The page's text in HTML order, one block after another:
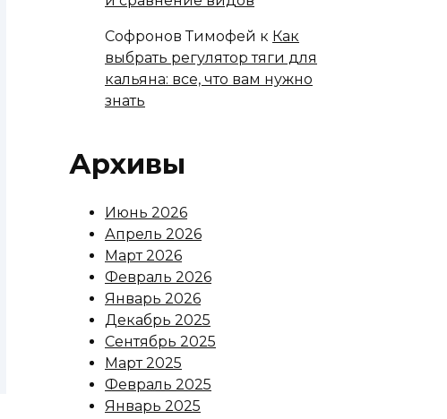
Софронов Тимофей к Как
выбрать регулятор тяги для
кальяна: все, что вам нужно
знать
Архивы
Июнь 2026
Апрель 2026
Март 2026
Февраль 2026
Январь 2026
Декабрь 2025
Сентябрь 2025
Март 2025
Февраль 2025
Январь 2025